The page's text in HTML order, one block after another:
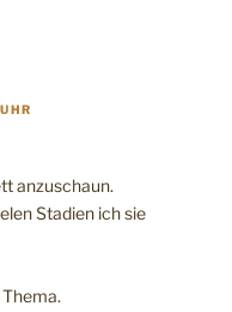
anzuschaun.
Stadien ich sie